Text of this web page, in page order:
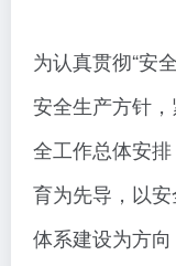
为认真贯彻“安
安全生产方针
全工作总体安
育为先导，以
体系建设为方